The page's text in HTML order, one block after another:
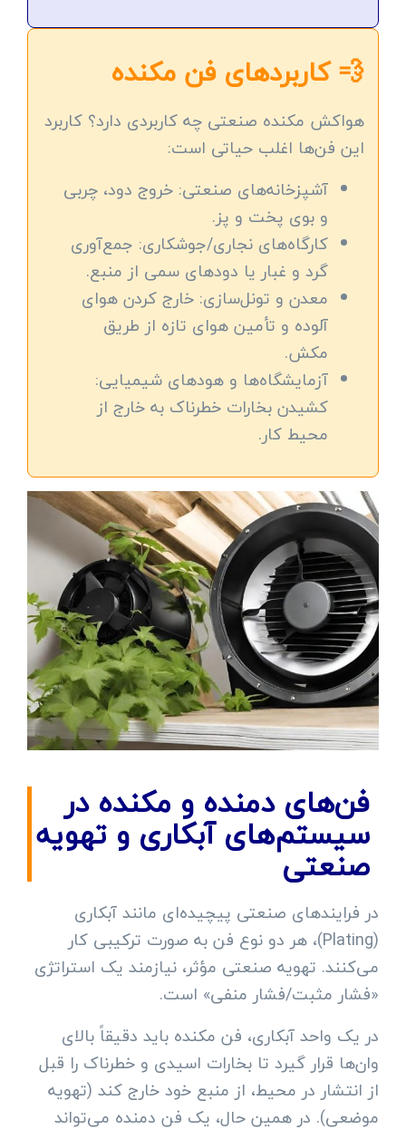
💨 کاربردهای فن مکنده
هواکش مکنده صنعتی چه کاربردی دارد؟ کاربرد
این فن‌ها اغلب حیاتی است:
آشپزخانه‌های صنعتی: خروج دود، چربی
و بوی پخت و پز.
کارگاه‌های نجاری/جوشکاری: جمع‌آوری
گرد و غبار یا دودهای سمی از منبع.
معدن و تونل‌سازی: خارج کردن هوای
آلوده و تأمین هوای تازه از طریق
مکش.
آزمایشگاه‌ها و هودهای شیمیایی:
کشیدن بخارات خطرناک به خارج از
محیط کار.
فن‌های دمنده و مکنده در
سیستم‌های آبکاری و تهویه
صنعتی
در فرایندهای صنعتی پیچیده‌ای مانند آبکاری
(Plating)، هر دو نوع فن به صورت ترکیبی کار
می‌کنند. تهویه صنعتی مؤثر، نیازمند یک استراتژی
«فشار مثبت/فشار منفی» است.
در یک واحد آبکاری، فن مکنده باید دقیقاً بالای
وان‌ها قرار گیرد تا بخارات اسیدی و خطرناک را قبل
از انتشار در محیط، از منبع خود خارج کند (تهویه
موضعی). در همین حال، یک فن دمنده می‌تواند